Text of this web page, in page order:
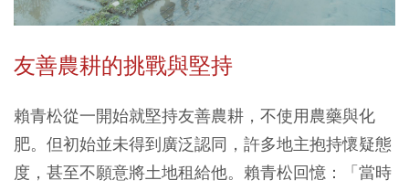
友善農耕的挑戰與堅持
賴青松從一開始就堅持友善農耕，不使用農藥與化
肥。但初始並未得到廣泛認同，許多地主抱持懷疑態
度，甚至不願意將土地租給他。賴青松回憶：「當時